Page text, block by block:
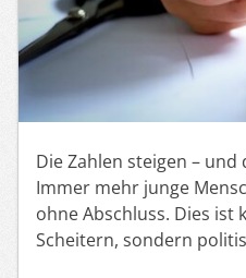
Die Zahlen steigen – und
Immer mehr junge
ohne Abschluss. Dies ist
Scheitern, sondern